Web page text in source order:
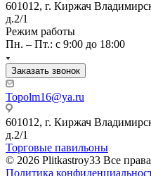
601012, г. Киржач
д.2/1
Режим работы
Пн. – Пт.: с 9:00 до 18:00
Заказать звонок
Topolm16@ya.ru
601012, г. Киржач
д.2/1
Торговые павильоны
© 2026 Plitkastroy33 Все
Политика